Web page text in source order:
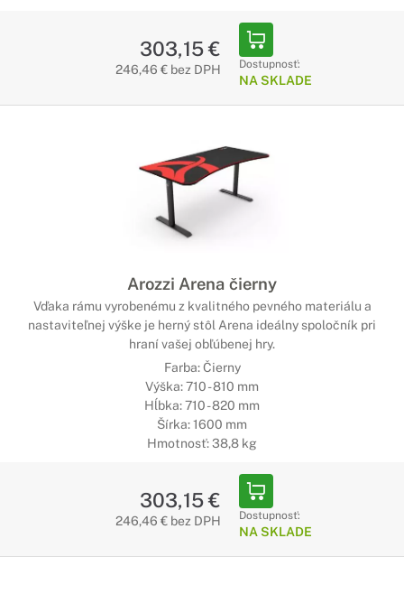
303,15 €
246,46 € bez DPH Dostupnosť:
NA SKLADE
Arozzi Arena čierny
Vďaka rámu vyrobenému z kvalitného pevného materiálu a
nastaviteľnej výške je herný stôl Arena ideálny spoločník pri
hraní vašej obľúbenej hry.
Farba: Čierny
Výška: 710 - 810 mm
Hĺbka: 710 - 820 mm
Šírka: 1600 mm
Hmotnosť: 38,8 kg
303,15 €
246,46 € bez DPH Dostupnosť:
NA SKLADE